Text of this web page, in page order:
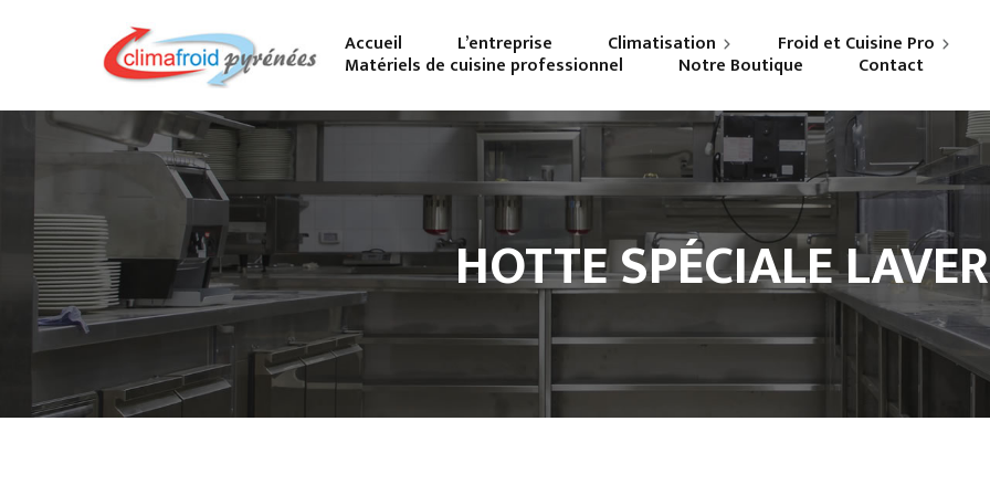
Accueil L’entreprise Climatisation
Particuliers
Professionnels
Froid et Cuisine Pro
Frigoriste professionnel
Cuisiniste
Matériels de cuisine professionnel Notre Boutique Contact
HOTTE SPÉCIALE